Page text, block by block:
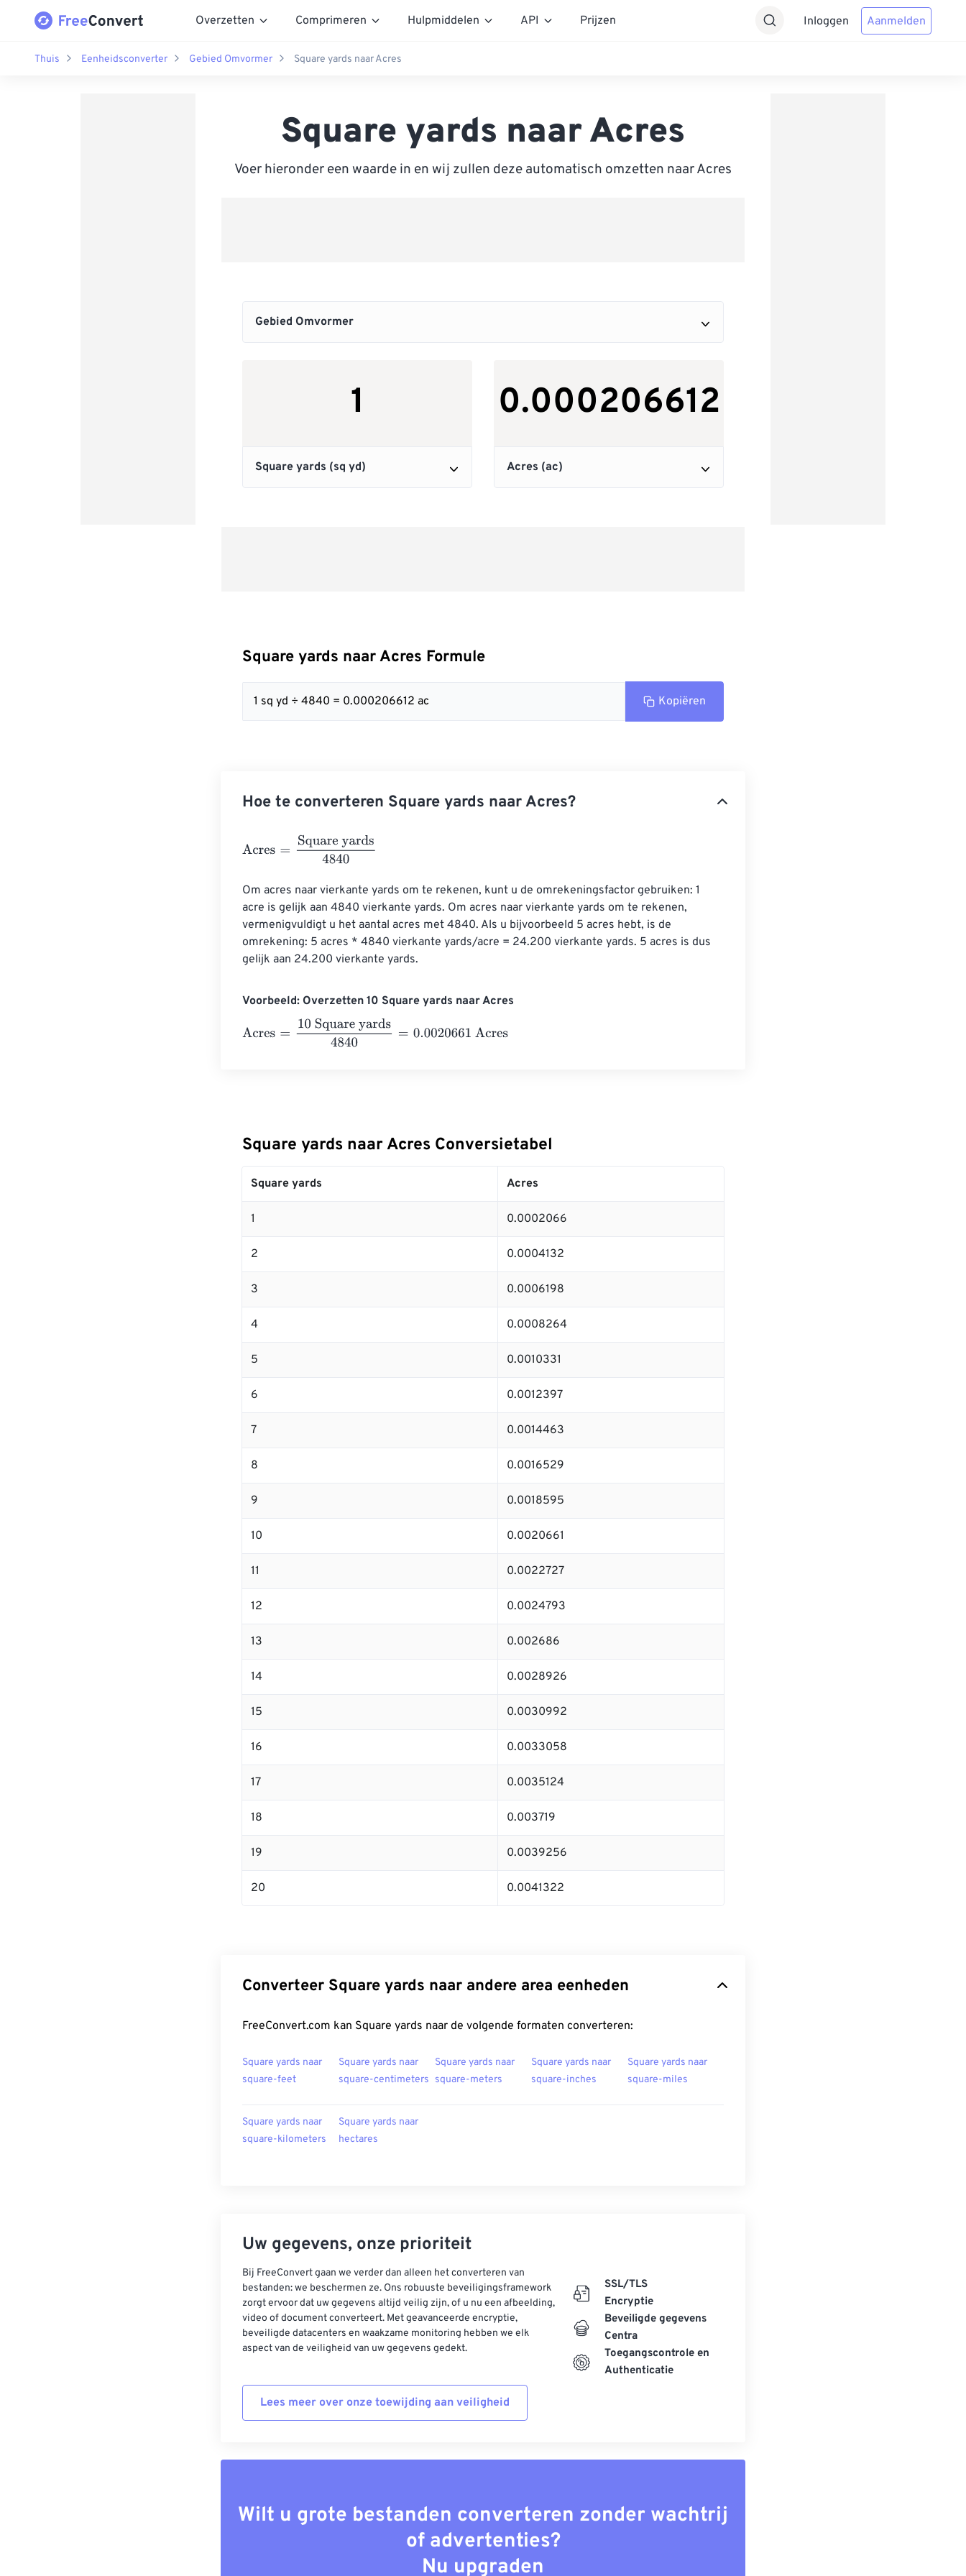
Overzetten Comprimeren Hulpmiddelen API Prijzen Inloggen Aanmelden
Thuis Eenheidsconverter Gebied Omvormer Square yards naar Acres
Square yards naar Acres
Voer hieronder een waarde in en wij zullen deze automatisch omzetten naar Acres
Square yards naar Acres Formule
1 sq yd ÷ 4840 = 0.000206612 ac Kopiëren
Hoe te converteren Square yards naar Acres?
Acres Square yards4840
Om acres naar vierkante yards om te rekenen, kunt u de omrekeningsfactor gebruiken: 1
acre is gelijk aan 4840 vierkante yards. Om acres naar vierkante yards om te rekenen,
vermenigvuldigt u het aantal acres met 4840. Als u bijvoorbeeld 5 acres hebt, is de
omrekening: 5 acres * 4840 vierkante yards/acre = 24.200 vierkante yards. 5 acres is dus
gelijk aan 24.200 vierkante yards.
Voorbeeld: Overzetten 10 Square yards naar Acres
Acres
10 Square yards4840= 0.0020661 Acres
Square yards naar Acres Conversietabel
Square yards Acres
1 0.0002066
2 0.0004132
3 0.0006198
4 0.0008264
5 0.0010331
6 0.0012397
7 0.0014463
8 0.0016529
9 0.0018595
10 0.0020661
11 0.0022727
12 0.0024793
13 0.002686
14 0.0028926
15 0.0030992
16 0.0033058
17 0.0035124
18 0.003719
19 0.0039256
20 0.0041322
Converteer Square yards naar andere area eenheden
FreeConvert.com kan Square yards naar de volgende formaten converteren:
Square yards naar
square-feet
Square yards naar
square-centimeters
Square yards naar
square-meters
Square yards naar
square-inches
Square yards naar
square-miles
Square yards naar
square-kilometers
Square yards naar
hectares
Uw gegevens, onze prioriteit
Bij FreeConvert gaan we verder dan alleen het converteren van
bestanden: we beschermen ze. Ons robuuste beveiligingsframework
zorgt ervoor dat uw gegevens altijd veilig zijn, of u nu een afbeelding,
video of document converteert. Met geavanceerde encryptie,
beveiligde datacenters en waakzame monitoring hebben we elk
aspect van de veiligheid van uw gegevens gedekt.
Lees meer over onze toewijding aan veiligheid
SSL/TLS
Encryptie
Beveiligde gegevens
Centra
Toegangscontrole en
Authenticatie
Wilt u grote bestanden converteren zonder wachtrij
of advertenties?
Nu upgraden